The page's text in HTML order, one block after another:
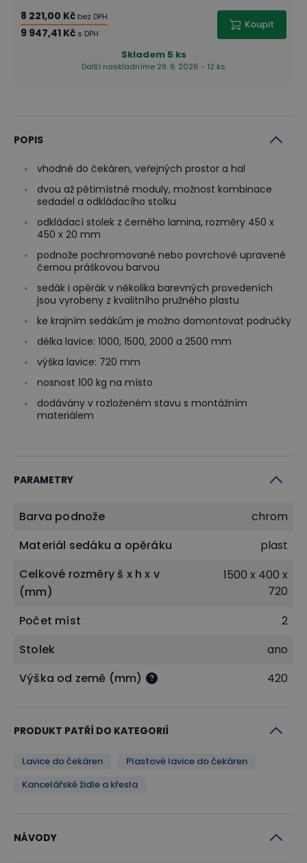
8 221,00 Kč bez DPH
9 947,41 Kč s DPH
Koupit
Skladem 5 ks
Další naskladníme 29. 9. 2026 - 12 ks
POPIS
vhodné do čekáren, veřejných prostor a hal
dvou až pětimístné moduly, možnost kombinace
sedadel a odkládacího stolku
odkládací stolek z černého lamina, rozměry 450 x
450 x 20 mm
podnože pochromované nebo povrchově upravené
černou práškovou barvou
sedák i opěrák v několika barevných provedeních
jsou vyrobeny z kvalitního pružného plastu
ke krajním sedákům je možno domontovat područky
délka lavice: 1000, 1500, 2000 a 2500 mm
výška lavice: 720 mm
nosnost 100 kg na místo
dodávány v rozloženém stavu s montážním
materiálem
PARAMETRY
Barva podnože
chrom
Materiál sedáku a opěráku
plast
Celkové rozměry š x h x v
(mm)
1500 x 400 x
720
Počet míst
2
Stolek
ano
Výška od země (mm)
420
PRODUKT PATŘÍ DO KATEGORIÍ
Lavice do čekáren
Plastové lavice do čekáren
Kancelářské židle a křesla
NÁVODY